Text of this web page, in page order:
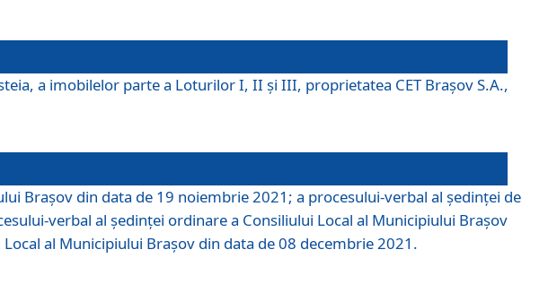
a imobilelor parte a Loturilor I, II și III, proprietatea CET Brașov S.A.,
Braşov din data de 19 noiembrie 2021; a procesului-verbal al şedinţei de
verbal al şedinţei ordinare a Consiliului Local al Municipiului Braşov
al Municipiului Braşov din data de 08 decembrie 2021.